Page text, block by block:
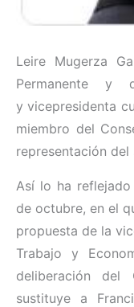
Leire Mugerza
Permanente y
yvicepresidenta
miembro del
representación
Así lo ha
de octubre, en el
propuesta de la
Trabajo y
deliberación del
sustituye a